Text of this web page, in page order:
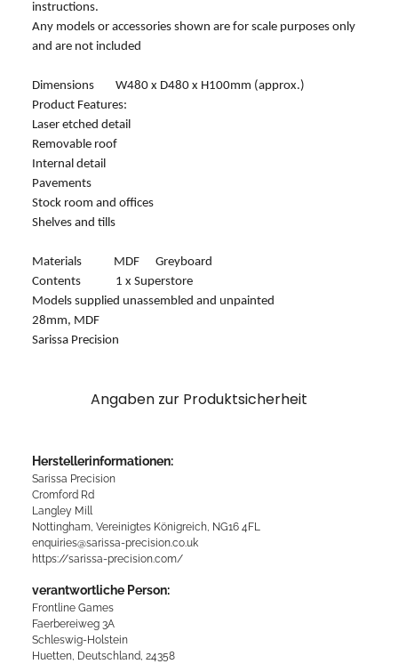
instructions.
Any models or accessories shown are for scale purposes only
and are not included
Dimensions W480 x D480 x H100mm (approx.)
Product Features:
Laser etched detail
Removable roof
Internal detail
Pavements
Stock room and offices
Shelves and tills
Materials MDF Greyboard
Contents 1 x Superstore
Models supplied unassembled and unpainted
28mm, MDF
Sarissa Precision
Angaben zur Produktsicherheit
Herstellerinformationen:
Sarissa Precision
Cromford Rd
Langley Mill
Nottingham, Vereinigtes Königreich, NG16 4FL
enquiries@sarissa-precision.co.uk
https://sarissa-precision.com/
verantwortliche Person:
Frontline Games
Faerbereiweg 3A
Schleswig-Holstein
Huetten, Deutschland, 24358